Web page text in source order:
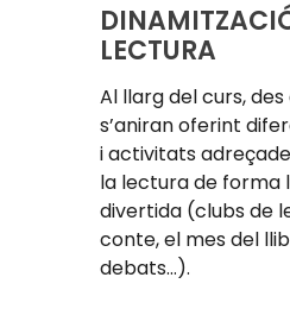
LECTURA
Al llarg del curs,
s’aniran oferint
i activitats
la lectura de forma
divertida (clubs de
conte, el mes del
debats…).